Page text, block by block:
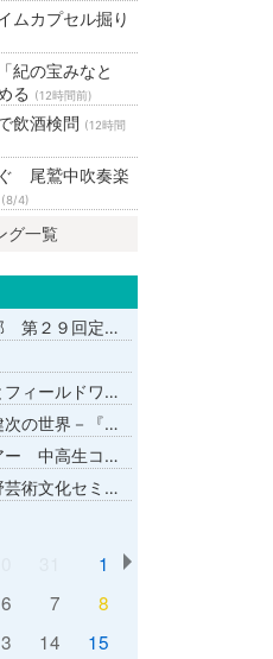
ムカプセル掘り
紀の宝みなと
る
(12時間前)
飲酒検問 (12時間
尾鷲中吹奏楽
(8/4)
グ一覧
回定期演奏会
ールドワーク
楽』『奇蹟』より－」
中高生コース
文化セミナー
1
6 7
8
14
15